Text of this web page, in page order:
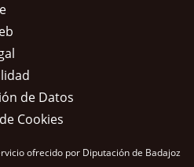
de Datos
Cookies
ofrecido por Diputación de Badajoz